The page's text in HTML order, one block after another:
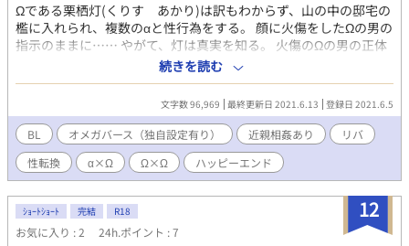
Ωである栗栖灯(くりす あかり)は訳もわからず、山の中の邸宅の
檻に入れられ、複数のαと性行為をする。 顔に火傷をしたΩの男の
指示のままに…… やがて、灯は真実を知る。 火傷のΩの男の正体
は、2年前に死んだはずの元番だったのだ。 番が解消されたのは
響一郎が死んだからではなく、Ωの体に変わっていたからだっ
た。 ある理由でαからΩになった元番の男、上天神響一郎(かみて
んじん きょういちろう)と灯は暮らし始める。 しかし、2年前と
は色々なことが違っている。 そのため、灯と険悪な雰囲気になる
ことも… それでも、2人はαとΩとは違う、2人の関係を深めてい
く。 発情期のときには、お互いに慰め合う。 灯は響一郎を抱くこ
とで、見たことのない一面を知る。 日本にいれば、2人は敵対者
に追われる運命… 2人は安住の地を探す。 ☆前半はホラー風味、
中盤〜後半は壊れた番である2人の関係修復メインの地味な話にな
ります。 注意点 ①序盤、主人公が元番ではないαたちとセックス
続きを読む
文字数 96,969 最終更新日 2021.6.13 登録日 2021.6.5
BL オメガバース（独自設定有り） 近親相姦あり
リバ
性転換
α×Ω Ω×Ω ハッピーエンド
12
ｼｮｰﾄｼｮｰﾄ 完結 R18
お気に入り : 2 24h.ポイント : 7